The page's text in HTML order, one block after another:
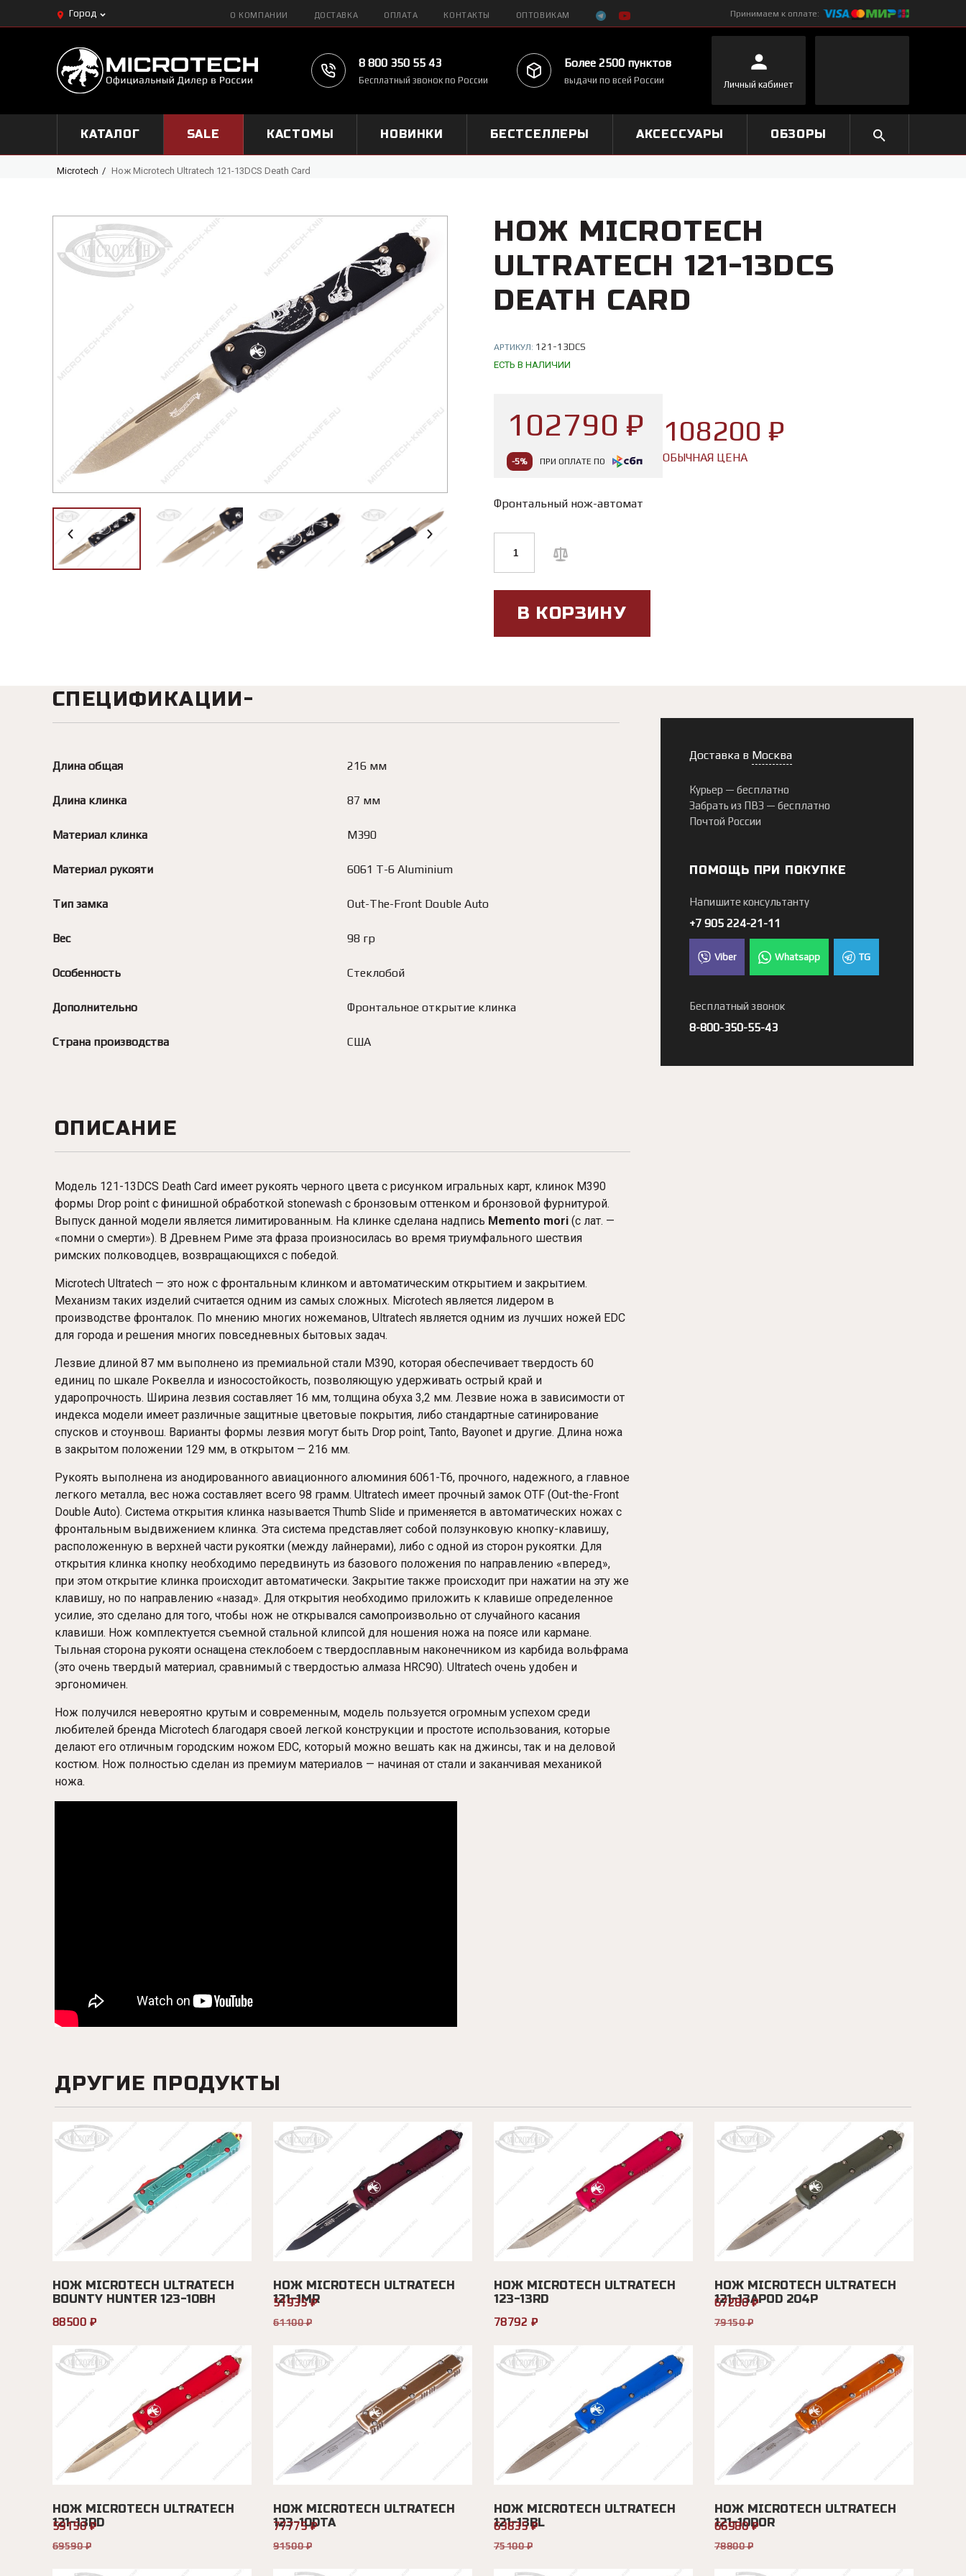
Город О КОМПАНИИ ДОСТАВКА ОПЛАТА КОНТАКТЫ ОПТОВИКАМ Принимаем к оплате:
8 800 350 55 43
Бесплатный звонок по России
Более 2500 пунктов
выдачи по всей России Личный кабинет
КАТАЛОГ SALE КАСТОМЫ НОВИНКИ БЕСТСЕЛЛЕРЫ АКСЕССУАРЫ ОБЗОРЫ
Microtech Нож Microtech Ultratech 121-13DCS Death Card
НОЖ MICROTECH
ULTRATECH 121-13DCS
DEATH CARD
АРТИКУЛ: 121-13DCS
ЕСТЬ В НАЛИЧИИ
102790 ₽
-5% ПРИ ОПЛАТЕ ПО
108200 ₽
ОБЫЧНАЯ ЦЕНА
Фронтальный нож-автомат
В КОРЗИНУ
СПЕЦИФИКАЦИИ
Длина общая 216 мм
Длина клинка 87 мм
Материал клинка M390
Материал рукояти 6061 T-6 Aluminium
Тип замка Out-The-Front Double Auto
Вес 98 гр
Особенность Стеклобой
Дополнительно Фронтальное открытие клинка
Страна производства США
Доставка в Москва
Курьер — бесплатно
Забрать из ПВЗ — бесплатно
Почтой России
ПОМОЩЬ ПРИ ПОКУПКЕ
Напишите консультанту
+7 905 224-21-11
Viber Whatsapp TG
Бесплатный звонок
8-800-350-55-43
ОПИСАНИЕ
Модель 121-13DCS Death Card имеет рукоять черного цвета с рисунком игральных карт, клинок M390
формы Drop point с финишной обработкой stonewash с бронзовым оттенком и бронзовой фурнитурой.
Выпуск данной модели является лимитированным. На клинке сделана надпись Memento mori (с лат. —
«помни о смерти»). В Древнем Риме эта фраза произносилась во время триумфального шествия
римских полководцев, возвращающихся с победой.
Microtech Ultratech — это нож с фронтальным клинком и автоматическим открытием и закрытием.
Механизм таких изделий считается одним из самых сложных. Microtech является лидером в
производстве фронталок. По мнению многих ножеманов, Ultratech является одним из лучших ножей EDC
для города и решения многих повседневных бытовых задач.
Лезвие длиной 87 мм выполнено из премиальной стали M390, которая обеспечивает твердость 60
единиц по шкале Роквелла и износостойкость, позволяющую удерживать острый край и
ударопрочность. Ширина лезвия составляет 16 мм, толщина обуха 3,2 мм. Лезвие ножа в зависимости от
индекса модели имеет различные защитные цветовые покрытия, либо стандартные сатинирование
спусков и стоунвош. Варианты формы лезвия могут быть Drop point, Tanto, Bayonet и другие. Длина ножа
в закрытом положении 129 мм, в открытом — 216 мм.
Рукоять выполнена из анодированного авиационного алюминия 6061-T6, прочного, надежного, а главное
легкого металла, вес ножа составляет всего 98 грамм. Ultratech имеет прочный замок OTF (Out-the-Front
Double Auto). Система открытия клинка называется Thumb Slide и применяется в автоматических ножах с
фронтальным выдвижением клинка. Эта система представляет собой ползунковую кнопку-клавишу,
расположенную в верхней части рукоятки (между лайнерами), либо с одной из сторон рукоятки. Для
открытия клинка кнопку необходимо передвинуть из базового положения по направлению «вперед»,
при этом открытие клинка происходит автоматически. Закрытие также происходит при нажатии на эту же
клавишу, но по направлению «назад». Для открытия необходимо приложить к клавише определенное
усилие, это сделано для того, чтобы нож не открывался самопроизвольно от случайного касания
клавиши. Нож комплектуется съемной стальной клипсой для ношения ножа на поясе или кармане.
Тыльная сторона рукояти оснащена стеклобоем с твердосплавным наконечником из карбида вольфрама
(это очень твердый материал, сравнимый с твердостью алмаза HRC90). Ultratech очень удобен и
эргономичен.
Нож получился невероятно крутым и современным, модель пользуется огромным успехом среди
любителей бренда Microtech благодаря своей легкой конструкции и простоте использования, которые
делают его отличным городским ножом EDC, который можно вешать как на джинсы, так и на деловой
костюм. Нож полностью сделан из премиум материалов — начиная от стали и заканчивая механикой
ножа.
ДРУГИЕ ПРОДУКТЫ
НОЖ MICROTECH ULTRATECH
BOUNTY HUNTER 123-10BH
88500 ₽
НОЖ MICROTECH ULTRATECH
121-1MR
51935 ₽
61100 ₽
НОЖ MICROTECH ULTRATECH
123-13RD
78792 ₽
НОЖ MICROTECH ULTRATECH
121-13APOD 204P
67280 ₽
79150 ₽
НОЖ MICROTECH ULTRATECH
121-13RD
59150 ₽
69590 ₽
НОЖ MICROTECH ULTRATECH
123-10DTA
77775 ₽
91500 ₽
НОЖ MICROTECH ULTRATECH
121-13BL
63835 ₽
75100 ₽
НОЖ MICROTECH ULTRATECH
121-10DOR
66980 ₽
78800 ₽